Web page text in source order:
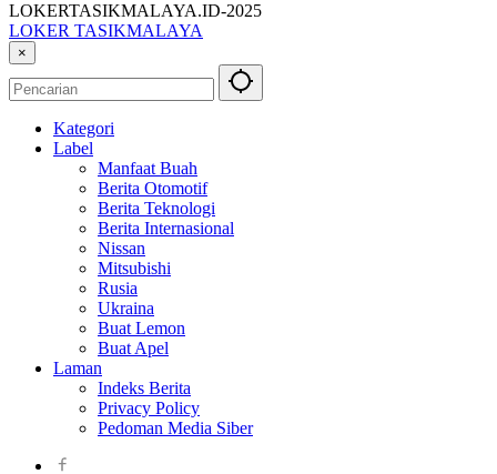
LOKERTASIKMALAYA.ID-2025
LOKER TASIKMALAYA
Info
Lowongan
Kerja
Sekitarna
×
Kategori
Label
Manfaat Buah
Berita Otomotif
Berita Teknologi
Berita Internasional
Nissan
Mitsubishi
Rusia
Ukraina
Buat Lemon
Buat Apel
Laman
Indeks Berita
Privacy Policy
Pedoman Media Siber